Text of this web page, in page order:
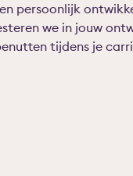
persoonlijk
we in jouw
tijdens je